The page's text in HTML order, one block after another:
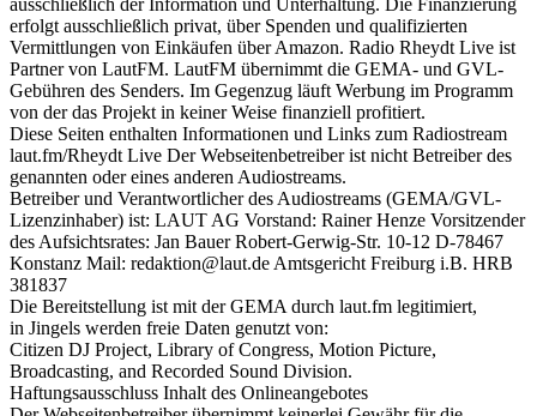
erfolgt ausschließlich privat, über Spenden und qualifizierten
Vermittlungen von Einkäufen über Amazon. Radio Rheydt Live ist
Partner von LautFM. LautFM übernimmt die GEMA- und GVL-
Gebühren des Senders. Im Gegenzug läuft Werbung im Programm
von der das Projekt in keiner Weise finanziell profitiert.
Diese Seiten enthalten Informationen und Links zum Radiostream
laut.fm/Rheydt Live Der Webseitenbetreiber ist nicht Betreiber des
genannten oder eines anderen Audiostreams.
Betreiber und Verantwortlicher des Audiostreams (GEMA/GVL-
Lizenzinhaber) ist: LAUT AG Vorstand: Rainer Henze Vorsitzender
des Aufsichtsrates: Jan Bauer Robert-Gerwig-Str. 10-12 D-78467
Konstanz Mail: redaktion@laut.de Amtsgericht Freiburg i.B. HRB
381837
Die Bereitstellung ist mit der GEMA durch laut.fm legitimiert,
in Jingels werden freie Daten genutzt von:
Citizen DJ Project, Library of Congress, Motion Picture,
Broadcasting, and Recorded Sound Division.
Haftungsausschluss Inhalt des Onlineangebotes